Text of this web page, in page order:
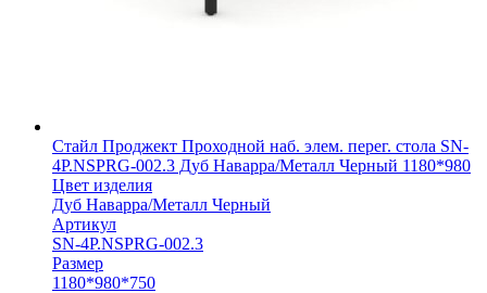
Стайл Проджект Проходной наб. элем. перег. стола SN-
4P.NSPRG-002.3 Дуб Наварра/Металл Черный 1180*980
Цвет изделия
Дуб Наварра/Металл Черный
Артикул
SN-4P.NSPRG-002.3
Размер
1180*980*750